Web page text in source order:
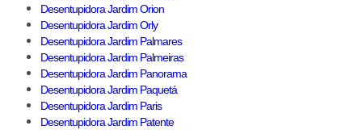
Desentupidora Jardim Orion
Desentupidora Jardim Orly
Desentupidora Jardim Palmares
Desentupidora Jardim Palmeiras
Desentupidora Jardim Panorama
Desentupidora Jardim Paquetá
Desentupidora Jardim Paris
Desentupidora Jardim Patente